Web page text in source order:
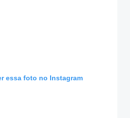
essa foto no Instagram